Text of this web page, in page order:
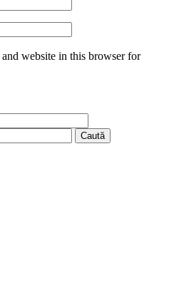
website in this browser for